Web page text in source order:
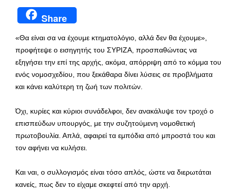
Share
«Θα είναι σα να έχουμε κτηματολόγιο, αλλά δεν θα έχουμε»,
προφήτεψε ο εισηγητής του ΣΥΡΙΖΑ, προσπαθώντας να
εξηγήσει την επί της αρχής, ακόμα, απόρριψη από το κόμμα του
ενός νομοσχεδίου, που ξεκάθαρα δίνει λύσεις σε προβλήματα
και κάνει καλύτερη τη ζωή των πολιτών.
Όχι, κυρίες και κύριοι συνάδελφοι, δεν ανακάλυψε τον τροχό ο
επισπεύδων υπουργός, με την συζητούμενη νομοθετική
πρωτοβουλία. Απλά, αφαιρεί τα εμπόδια από μπροστά του και
τον αφήνει να κυλήσει.
Και ναι, ο συλλογισμός είναι τόσο απλός, ώστε να διερωτάται
κανείς, πως δεν το είχαμε σκεφτεί από την αρχή.